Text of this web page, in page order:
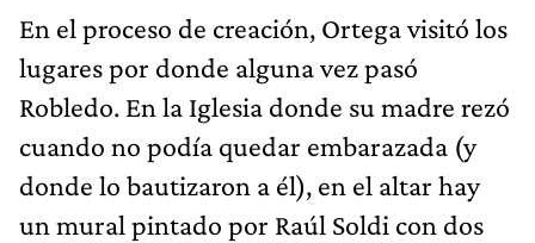
En el proceso de creación, Ortega visitó los
lugares por donde alguna vez pasó
Robledo. En la Iglesia donde su madre rezó
cuando no podía quedar embarazada (y
donde lo bautizaron a él), en el altar hay
un mural pintado por Raúl Soldi con dos